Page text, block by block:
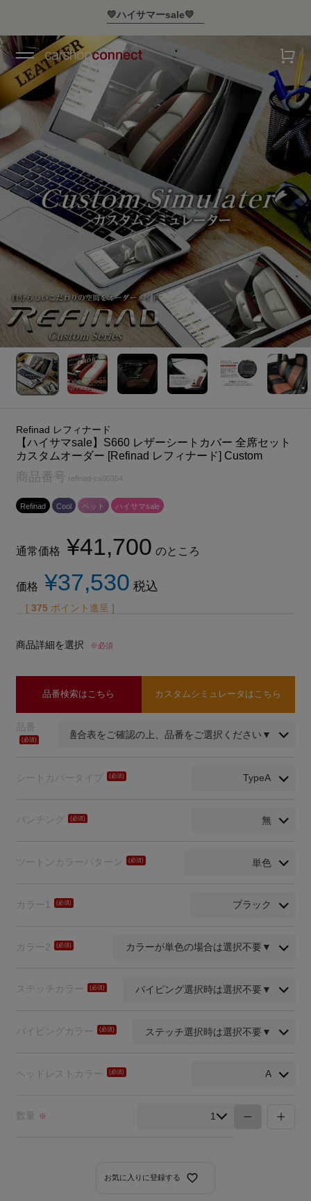
💛ハイサマーsale💛
Refinad レフィナード
【ハイサマsale】S660 レザーシートカバー 全席セット
カスタムオーダー [Refinad レフィナード] Custom
商品番号 refinad-cs00354
Refinad Cool ペット ハイサマsale
通常価格 ¥41,700 のところ
価格 ¥37,530 税込
[ 375 ポイント進呈 ]
商品詳細を選択 ※必須
品番検索はこちら カスタムシミュレータはこちら
品番
シートカバータイプ
パンチング
ツートンカラーパターン
カラー1
カラー2
ステッチカラー
パイピングカラー
ヘッドレストカラー
お気に入りに登録する
数量 ※